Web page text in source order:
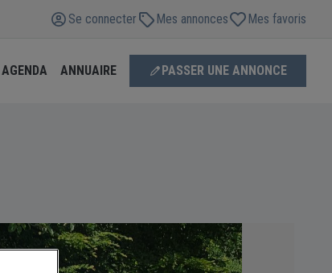
Se connecter Mes annonces Mes favoris
AGENDA ANNUAIRE PASSER UNE ANNONCE